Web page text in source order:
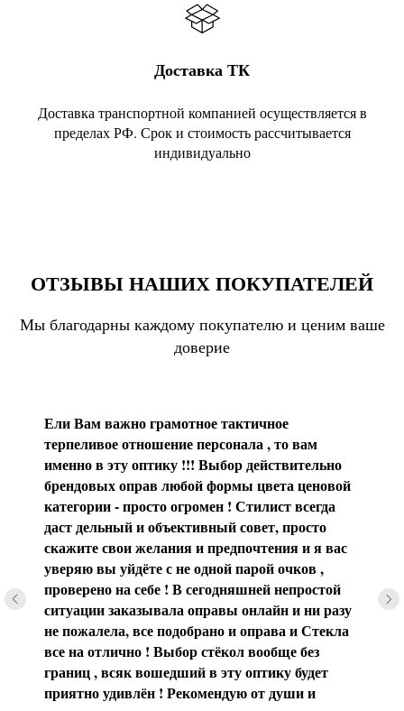
Доставка ТК
Доставка транспортной компанией осуществляется в
пределах РФ. Срок и стоимость рассчитывается
индивидуально
ОТЗЫВЫ НАШИХ ПОКУПАТЕЛЕЙ
Мы благодарны каждому покупателю и ценим ваше
доверие
Ели Вам важно грамотное тактичное
терпеливое отношение персонала , то вам
именно в эту оптику !!! Выбор действительно
брендовых оправ любой формы цвета ценовой
категории - просто огромен ! Стилист всегда
даст дельный и объективный совет, просто
скажите свои желания и предпочтения и я вас
уверяю вы уйдёте с не одной парой очков ,
проверено на себе ! В сегодняшней непростой
ситуации заказывала оправы онлайн и ни разу
не пожалела, все подобрано и оправа и Стекла
все на отлично ! Выбор стёкол вообще без
границ , всяк вошедший в эту оптику будет
приятно удивлён ! Рекомендую от души и